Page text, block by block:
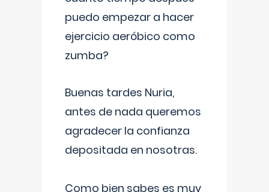
puedo empezar a hacer
ejercicio aeróbico como
zumba?
Buenas tardes Nuria,
antes de nada queremos
agradecer la confianza
depositada en nosotras.
Como bien sabes es muy